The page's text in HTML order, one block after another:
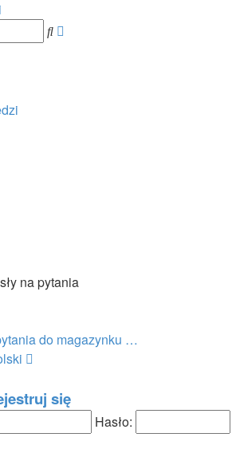
Szukaj
na pytania
do magazynku …
postsię
Hasło: